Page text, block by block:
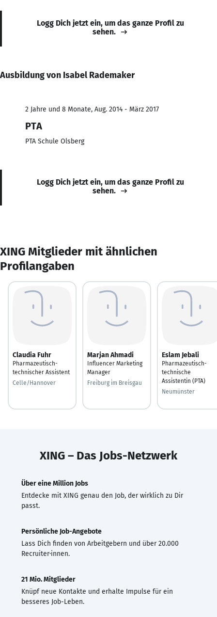
Logg Dich jetzt ein, um das ganze Profil zu
sehen.
Ausbildung von Isabel Rademaker
2 Jahre und 8 Monate, Aug. 2014 - März 2017
PTA
PTA Schule Olsberg
Logg Dich jetzt ein, um das ganze Profil zu
sehen.
XING Mitglieder mit ähnlichen
Profilangaben
Claudia Fuhr
Pharmazeutisch-
technischer Assistent
Celle/Hannover
Marjan Ahmadi
Influencer Marketing
Manager
Freiburg im Breisgau
Eslam Jebali
Pharmazeutisch-
technische
Assistentin (PTA)
Neumünster
XING – Das Jobs-Netzwerk
Über eine Million Jobs
Entdecke mit XING genau den Job, der wirklich zu Dir
passt.
Persönliche Job-Angebote
Lass Dich finden von Arbeitgebern und über 20.000
Recruiter·innen.
21 Mio. Mitglieder
Knüpf neue Kontakte und erhalte Impulse für ein
besseres Job-Leben.